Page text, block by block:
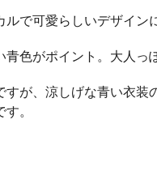
で可愛らしいデザイン
色がポイント。大人っ
が、涼しげな青い衣
。